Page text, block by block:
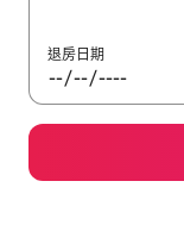
退房日期